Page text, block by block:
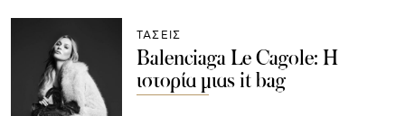
ΤΑΣΕΙΣ
Balenciaga Le Cagole: Η
ιστορία μιας it bag